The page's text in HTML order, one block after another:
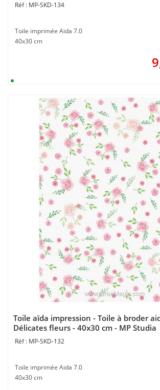
MP-SKD-134
Toile imprimée Aida 7.0
40x30 cm
Toile aïda impression - Toile à broder
Délicates fleurs - 40x30 cm - MP Studia
MP-SKD-132
Toile imprimée Aida 7.0
40x30 cm